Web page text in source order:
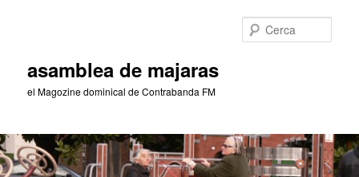
asamblea de majaras
el Magozine dominical de Contrabanda FM